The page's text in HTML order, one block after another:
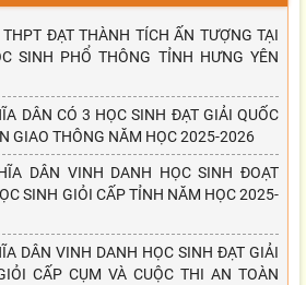
ĐẠT THÀNH TÍCH ẤN TƯỢNG TẠI
SINH PHỔ THÔNG TỈNH HƯNG YÊN
DÂN CÓ 3 HỌC SINH ĐẠT GIẢI QUỐC
GIAO THÔNG NĂM HỌC 2025-2026
DÂN VINH DANH HỌC SINH ĐOẠT
SINH GIỎI CẤP TỈNH NĂM HỌC 2025-
DÂN VINH DANH HỌC SINH ĐẠT GIẢI